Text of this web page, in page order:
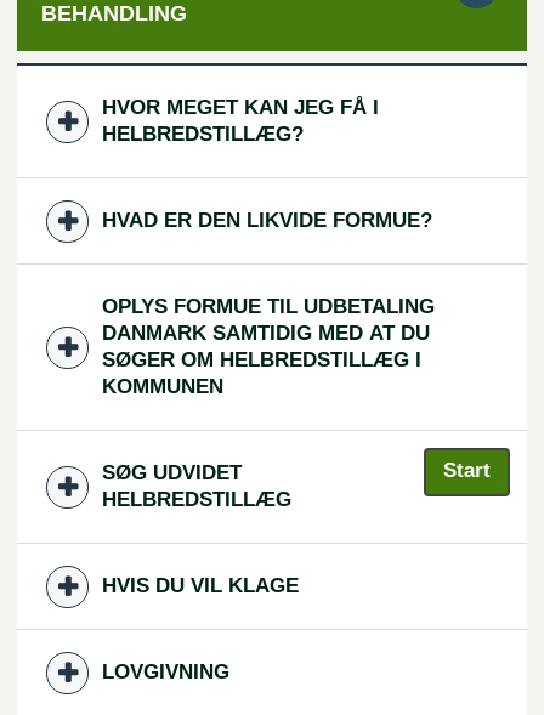
BEHANDLING
HVOR MEGET KAN JEG FÅ I
HELBREDSTILLÆG?
HVAD ER DEN LIKVIDE FORMUE?
OPLYS FORMUE TIL UDBETALING
DANMARK SAMTIDIG MED AT DU
SØGER OM HELBREDSTILLÆG I
KOMMUNEN
SØG UDVIDET
HELBREDSTILLÆG
Start
HVIS DU VIL KLAGE
LOVGIVNING